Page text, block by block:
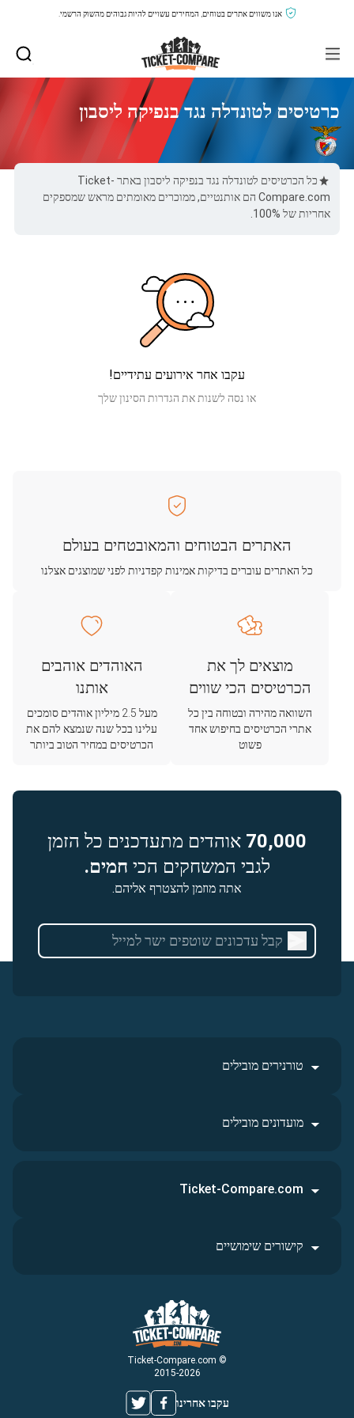
אנו משווים אתרים בטוחים, המחירים עשויים להיות גבוהים מהשוק הרשמי.
כרטיסים לטונדלה נגד בנפיקה ליסבון
כל הכרטיסים לטונדלה נגד בנפיקה ליסבון באתר Ticket-
Compare.com הם אותנטיים, ממוכרים מאומתים מראש שמספקים
אחריות של 100%.
עקבו אחר אירועים עתידיים!
או נסה לשנות את הגדרות הסינון שלך
האתרים הבטוחים והמאובטחים בעולם
כל האתרים עוברים בדיקות אמינות קפדניות לפני שמוצגים אצלנו
מוצאים לך את
הכרטיסים הכי שווים
השוואה מהירה ובטוחה בין כל
אתרי הכרטיסים בחיפוש אחד
פשוט
האוהדים אוהבים
אותנו
מעל 2.5 מיליון אוהדים סומכים
עלינו בכל שנה שנמצא להם את
הכרטיסים במחיר הטוב ביותר
70,000 אוהדים מתעדכנים כל הזמן
לגבי המשחקים הכי חמים.
אתה מוזמן להצטרף אליהם.
טורנירים מובילים
מועדונים מובילים
© Ticket-Compare.com
2015-2026
עקבו אחרינו
Ticket-Compare.com
קישורים שימושיים